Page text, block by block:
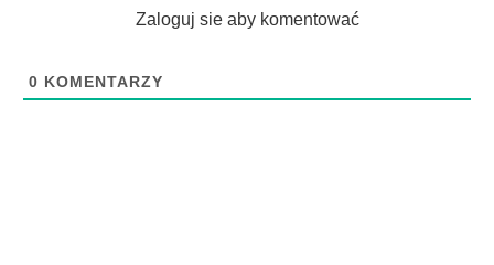
Zaloguj sie aby komentować
0 KOMENTARZY